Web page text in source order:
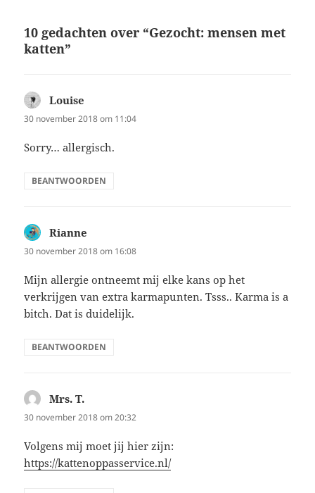
10 gedachten over “Gezocht: mensen met
katten”
Louise
30 november 2018 om 11:04
Sorry… allergisch.
BEANTWOORDEN
Rianne
30 november 2018 om 16:08
Mijn allergie ontneemt mij elke kans op het
verkrijgen van extra karmapunten. Tsss.. Karma is a
bitch. Dat is duidelijk.
BEANTWOORDEN
Mrs. T.
30 november 2018 om 20:32
Volgens mij moet jij hier zijn:
https://kattenoppasservice.nl/